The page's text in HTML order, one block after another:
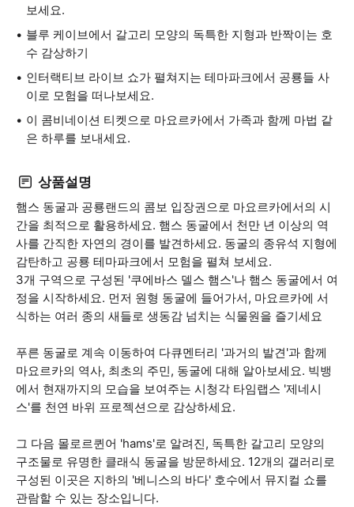
보세요.
블루 케이브에서 갈고리 모양의 독특한 지형과 반짝이는 호
수 감상하기
인터랙티브 라이브 쇼가 펼쳐지는 테마파크에서 공룡들 사
이로 모험을 떠나보세요.
이 콤비네이션 티켓으로 마요르카에서 가족과 함께 마법 같
은 하루를 보내세요.
상품설명
햄스 동굴과 공룡랜드의 콤보 입장권으로 마요르카에서의 시
간을 최적으로 활용하세요. 햄스 동굴에서 천만 년 이상의 역
사를 간직한 자연의 경이를 발견하세요. 동굴의 종유석 지형에
감탄하고 공룡 테마파크에서 모험을 펼쳐 보세요.
3개 구역으로 구성된 '쿠에바스 델스 햄스'나 햄스 동굴에서 여
정을 시작하세요. 먼저 원형 동굴에 들어가서, 마요르카에 서
식하는 여러 종의 새들로 생동감 넘치는 식물원을 즐기세요
푸른 동굴로 계속 이동하여 다큐멘터리 '과거의 발견'과 함께
마요르카의 역사, 최초의 주민, 동굴에 대해 알아보세요. 빅뱅
에서 현재까지의 모습을 보여주는 시청각 타임랩스 '제네시
스'를 천연 바위 프로젝션으로 감상하세요.
그 다음 몰로르퀸어 'hams'로 알려진, 독특한 갈고리 모양의
구조물로 유명한 클래식 동굴을 방문하세요. 12개의 갤러리로
구성된 이곳은 지하의 '베니스의 바다' 호수에서 뮤지컬 쇼를
관람할 수 있는 장소입니다.